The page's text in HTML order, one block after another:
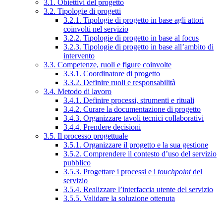
3.1. Obiettivi del progetto
3.2. Tipologie di progetti
3.2.1. Tipologie di progetto in base agli attori
coinvolti nel servizio
3.2.2. Tipologie di progetto in base al focus
3.2.3. Tipologie di progetto in base all’ambito di
intervento
3.3. Competenze, ruoli e figure coinvolte
3.3.1. Coordinatore di progetto
3.3.2. Definire ruoli e responsabilità
3.4. Metodo di lavoro
3.4.1. Definire processi, strumenti e rituali
3.4.2. Curare la documentazione di progetto
3.4.3. Organizzare tavoli tecnici collaborativi
3.4.4. Prendere decisioni
3.5. Il processo progettuale
3.5.1. Organizzare il progetto e la sua gestione
3.5.2. Comprendere il contesto d’uso del servizio
pubblico
3.5.3. Progettare i processi e i touchpointdel
servizio
3.5.4. Realizzare l’interfaccia utente del servizio
3.5.5. Validare la soluzione ottenuta